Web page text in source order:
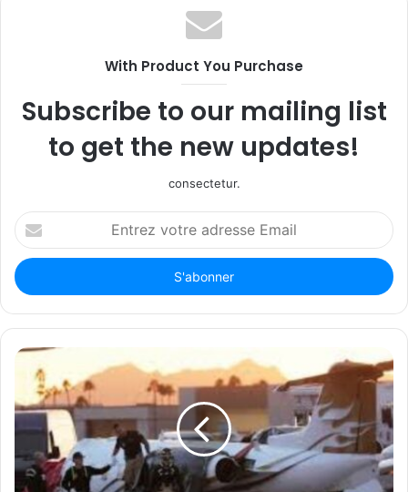
With Product You Purchase
Subscribe to our mailing list
to get the new updates!
consectetur.
Entrez
votre
adresse
Email